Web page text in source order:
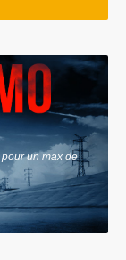
pour un max de